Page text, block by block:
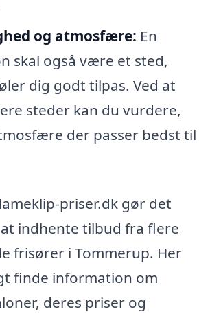
og atmosfære: En
skal også være et sted,
dig godt tilpas. Ved at
steder kan du vurdere,
der passer bedst til
priser.dk gør det
indhente tilbud fra flere
frisører i Tommerup. Her
finde information om
deres priser og